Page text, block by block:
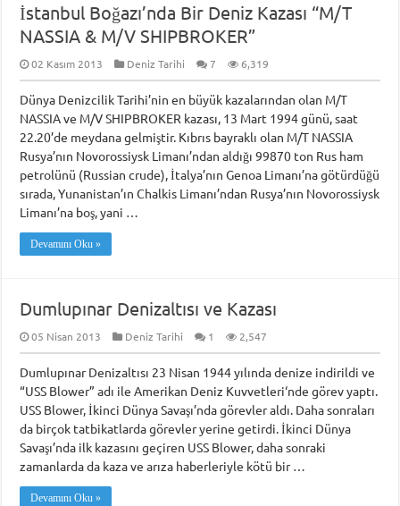
İstanbul Boğazı’nda Bir Deniz Kazası “M/T
NASSIA & M/V SHIPBROKER”
02 Kasım 2013 Deniz Tarihi 7 6,319
Dünya Denizcilik Tarihi’nin en büyük kazalarından olan M/T
NASSIA ve M/V SHIPBROKER kazası, 13 Mart 1994 günü, saat
22.20’de meydana gelmiştir. Kıbrıs bayraklı olan M/T NASSIA
Rusya’nın Novorossiysk Limanı’ndan aldığı 99870 ton Rus ham
petrolünü (Russian crude), İtalya’nın Genoa Limanı’na götürdüğü
sırada, Yunanistan’ın Chalkis Limanı’ndan Rusya’nın Novorossiysk
Limanı’na boş, yani …
Devamını Oku »
Dumlupınar Denizaltısı ve Kazası
05 Nisan 2013 Deniz Tarihi 1 2,547
Dumlupınar Denizaltısı 23 Nisan 1944 yılında denize indirildi ve
“USS Blower” adı ile Amerikan Deniz Kuvvetleri‘nde görev yaptı.
USS Blower, İkinci Dünya Savaşı’nda görevler aldı. Daha sonraları
da birçok tatbikatlarda görevler yerine getirdi. İkinci Dünya
Savaşı’nda ilk kazasını geçiren USS Blower, daha sonraki
zamanlarda da kaza ve arıza haberleriyle kötü bir …
Devamını Oku »